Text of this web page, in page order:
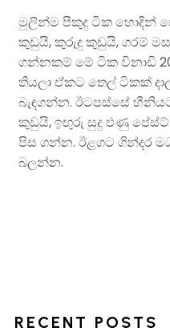
මුලින්ම පීකුදු ටික හොදින්
කුඩුයි, කුරුදු කුඩුයි, ගරම්
ගන්නකම් මේ ටික විනාඩි
තියලා ඒකට තෙල් ටිකක්
බැඳගන්න. ඊටපස්සේ
කුඩුයි, ඉඟුරු සුදු ළුණු පේස්ට්
පිස ගන්න. ඊළගට ගින්දර
බලන්න.
RECENT POSTS